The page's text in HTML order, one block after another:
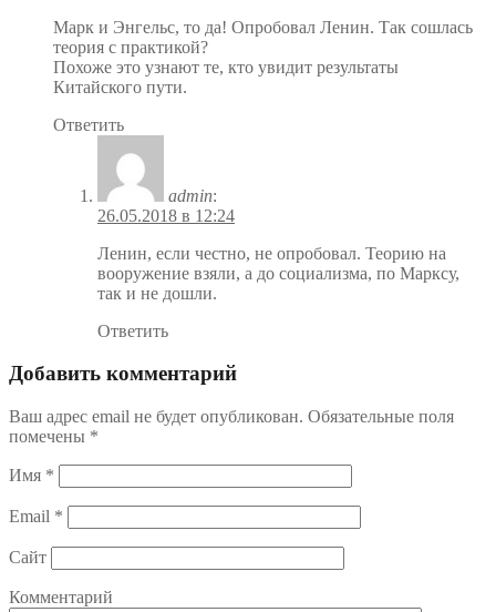
Марк и Энгельс, то да! Опробовал Ленин. Так сошлась
теория с практикой?
Похоже это узнают те, кто увидит результаты
Китайского пути.
Ответить
admin:
26.05.2018 в 12:24
Ленин, если честно, не опробовал. Теорию на
вооружение взяли, а до социализма, по Марксу,
так и не дошли.
Ответить
Добавить комментарий
Ваш адрес email не будет опубликован. Обязательные поля
помечены *
Имя *
Email *
Сайт
Комментарий